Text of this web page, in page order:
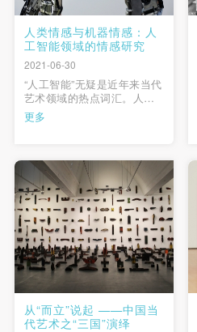
人类情感与机器情感：人
工智能领域的情感研究
2021-06-30
“人工智能”无疑是近年来当代
艺术领域的热点词汇。人工
智能的意识、直觉、情感问
题尤其引起了艺术家们的注
工智能是否拥有人类的情感
特征？人工智能的情感是否
等同于人类一贯定义的情
感？本文试图走出人类中心
主义的观 …
更多
从“而立”说起 ——中国当
代艺术之“三国”演绎